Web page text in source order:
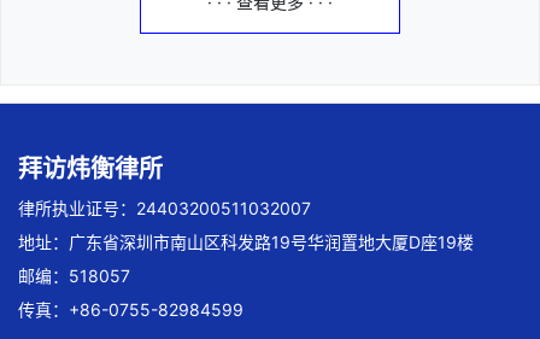
拜访炜衡律所
律所执业证号：24403200511032007
地址：广东省深圳市南山区科发路19号华润置地大厦D座19楼
邮编：518057
传真：+86-0755-82984599